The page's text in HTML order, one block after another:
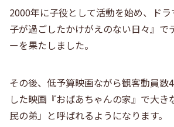
2000年に子役として活動を始め、ドラ
子が過ごしたかけがえのない日々』で
ーを果たしました。
その後、低予算映画ながら観客動員数
した映画『おばあちゃんの家』で大き
民の弟」と呼ばれるようになります。